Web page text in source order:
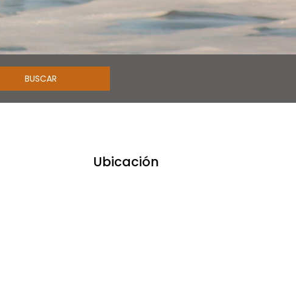
Ubicación